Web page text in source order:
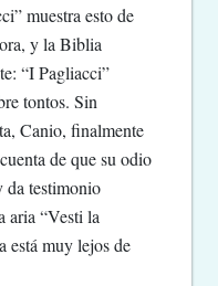
muestra esto de
y la Biblia
“I Pagliacci”
tontos. Sin
Canio, finalmente
de que su odio
da testimonio
aria “Vesti la
está muy lejos de